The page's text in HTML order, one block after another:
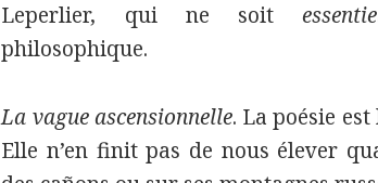
Leperlier, qui ne soit
philosophique.
La vague ascensionnelle. La poésie
Elle n’en finit pas de nous élever